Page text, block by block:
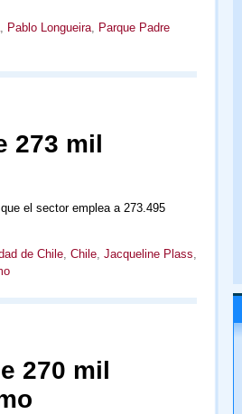
Pablo Longueira, Parque Padre
273 mil
el sector emplea a 273.495
de Chile, Chile, Jacqueline Plass
270 mil